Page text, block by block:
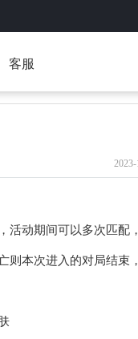
客服
活动期间可以多次匹配
本次进入的对局结束